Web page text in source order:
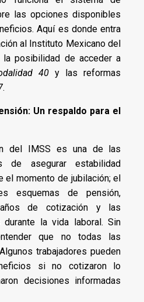
las opciones disponibles
Aquí es donde entra
al Instituto Mexicano del
posibilidad de acceder a
40y las reformas
.
Un respaldo para el
del IMSS es una de las
de asegurar estabilidad
el momento de jubilación; el
esquemas de pensión,
de cotización y las
durante la vida laboral. Sin
que no todas las
trabajadores pueden
si no cotizaron lo
decisiones informadas